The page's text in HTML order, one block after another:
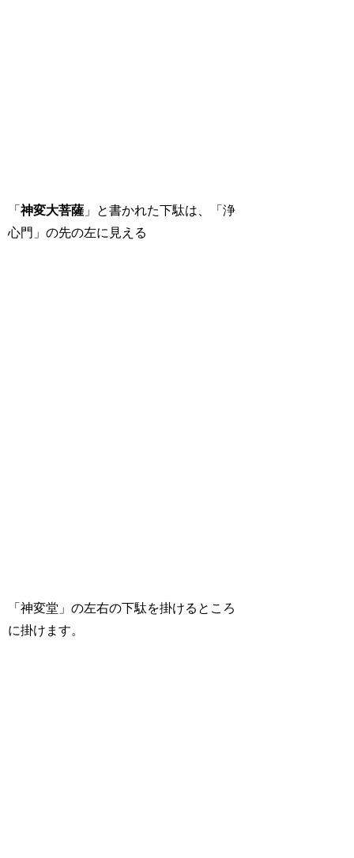
「神変大菩薩 」と書かれた下駄は、「浄
心門」の先の左に見える
「神変堂」の左右の下駄を掛けるところ
に掛けます。